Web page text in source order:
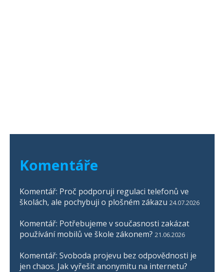
Komentáře
Komentář: Proč podporuji regulaci telefonů ve
školách, ale pochybuji o plošném zákazu 24.07.2026
Komentář: Potřebujeme v současnosti zakázat
používání mobilů ve škole zákonem? 21.06.2026
Komentář: Svoboda projevu bez odpovědnosti je
jen chaos. Jak vyřešit anonymitu na internetu?